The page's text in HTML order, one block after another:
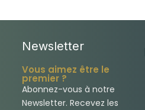
Newsletter
Vous aimez être le
premier ?
Abonnez-vous à notre
Newsletter. Recevez les